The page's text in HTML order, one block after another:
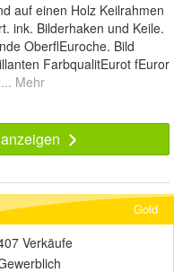
auf einen Holz Keilrahmen
ink. Bilderhaken und Keile.
OberflEuroche. Bild
FarbqualitEurot fEuror
... Mehr
Gold
Verkäufe